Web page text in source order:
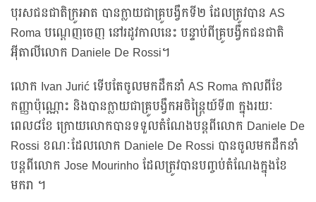
បុរសជនជាតិក្រូអាត បានក្លាយជាគ្រូបង្វឹកទី២ ដែលត្រូវបាន AS
Roma បណ្តេញចេញ នៅរដូវកាលនេះ បន្ទាប់ពីគ្រូបង្វឹកជនជាតិ
អ៊ីតាលីលោក Daniele De Rossi។
លោក Ivan Jurić ទើបតែចូលមកដឹកនាំ AS Roma កាលពីខែ
កញ្ញាប៉ុណ្ណោះ និងបានក្លាយជាគ្រូបង្វឹកអចិន្ត្រៃយ៍ទី៣ ក្នុងរយៈ
ពេល៨ខែ ក្រោយលោកបានទទួលតំណែងបន្តពីលោក Daniele De
Rossi ខណៈដែលលោក Daniele De Rossi បានចូលមកដឹកនាំ
បន្តពីលោក Jose Mourinho ដែលត្រូវបានបញ្ចប់តំណែងក្នុងខែ
មករា ។